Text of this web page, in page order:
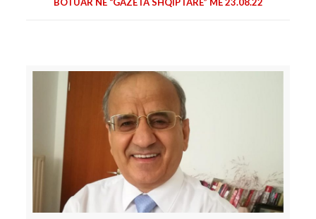
BOTUAR NE “GAZETA SHQIPTARE” ME 23.08.22